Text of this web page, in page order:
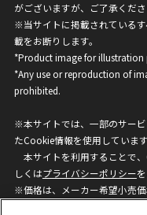
がございますが、ご了承くださ
※当サイトに掲載されている
載をお断りします。
*Product image for illustration
*Any use or reproduction of
prohibited.
※本サイトでは、一部のサー
たCookie情報を使用しています
本サイトを利用することで
しくはプライバシーポリシー
※価格は、メーカー希望小売価